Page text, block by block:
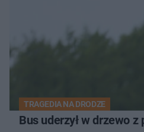
TRAGEDIA NA DRODZE
Bus uderzył w drzewo z